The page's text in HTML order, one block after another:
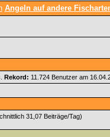
Angeln auf andere
Rekord: 11.724 Benutzer am
31,07 Beiträge/Tag)